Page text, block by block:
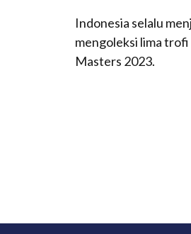
Indonesia selalu
mengoleksi lima
Masters 2023.